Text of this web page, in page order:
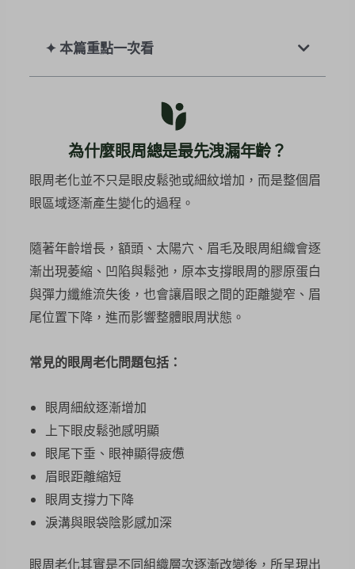
✦ 本篇重點一次看
為什麼眼周總是最先洩漏年齡？
眼周老化並不只是眼皮鬆弛或細紋增加，而是整個眉
眼區域逐漸產生變化的過程。
隨著年齡增長，額頭、太陽穴、眉毛及眼周組織會逐
漸出現萎縮、凹陷與鬆弛，原本支撐眼周的膠原蛋白
與彈力纖維流失後，也會讓眉眼之間的距離變窄、眉
尾位置下降，進而影響整體眼周狀態。
常見的眼周老化問題包括：
眼周細紋逐漸增加
上下眼皮鬆弛感明顯
眼尾下垂、眼神顯得疲憊
眉眼距離縮短
眼周支撐力下降
淚溝與眼袋陰影感加深
眼周老化其實是不同組織層次逐漸改變後，所呈現出